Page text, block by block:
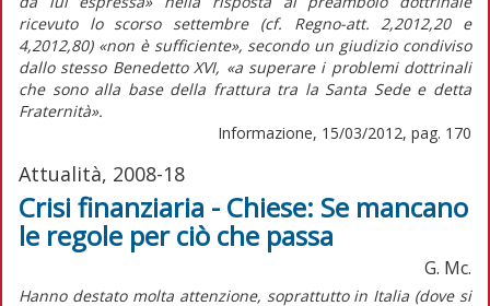
ricevuto lo scorso settembre (cf. Regno-att. 2,2012,20 e
4,2012,80) «non è sufficiente», secondo un giudizio condiviso
dallo stesso Benedetto XVI, «a superare i problemi dottrinali
che sono alla base della frattura tra la Santa Sede e detta
Fraternità».
Informazione, 15/03/2012, pag. 170
Attualità, 2008-18
Crisi finanziaria - Chiese: Se mancano
le regole per ciò che passa
G. Mc.
Hanno destato molta attenzione, soprattutto in Italia (dove si